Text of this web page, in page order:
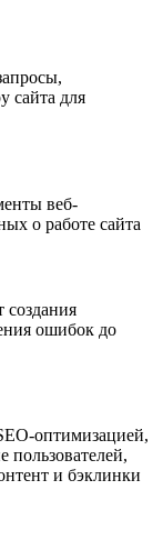
сайта для
веб-
о работе сайта
создания
ошибок до
оптимизацией,
пользователей,
и бэклинки